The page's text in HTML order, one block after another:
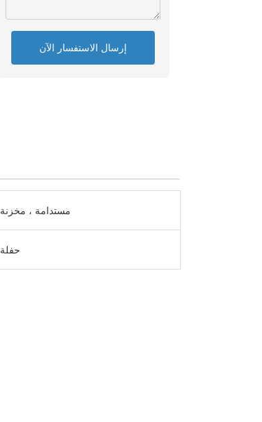
إرسال الاستفسار الآن
مستدامة ، مخزنة
حفلة